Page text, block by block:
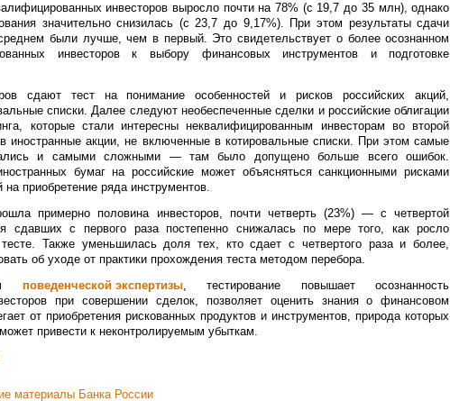
инвесторов выросло почти на 78% (с 19,7 до 35 млн), однако
значительно снизилась (с 23,7 до 9,17%). При этом результаты сдачи
были лучше, чем в первый. Это свидетельствует о более осознанном
инвесторов к выбору финансовых инструментов и подготовке
сдают тест на понимание особенностей и рисков российских акций,
списки. Далее следуют необеспеченные сделки и российские облигации
которые стали интересны неквалифицированным инвесторам во второй
иностранные акции, не включенные в котировальные списки. При этом самые
и самыми сложными — там было допущено больше всего ошибок.
бумаг на российские может объясняться санкционными рисками
приобретение ряда инструментов.
примерно половина инвесторов, почти четверть (23%) — с четвертой
сдавших с первого раза постепенно снижалась по мере того, как росло
Также уменьшилась доля тех, кто сдает с четвертого раза и более,
об уходе от практики прохождения теста методом перебора.
поведенческой экспертизы, тестирование повышает осознанность
при совершении сделок, позволяет оценить знания о финансовом
от приобретения рискованных продуктов и инструментов, природа которых
привести к неконтролируемым убыткам.
материалы Банка России